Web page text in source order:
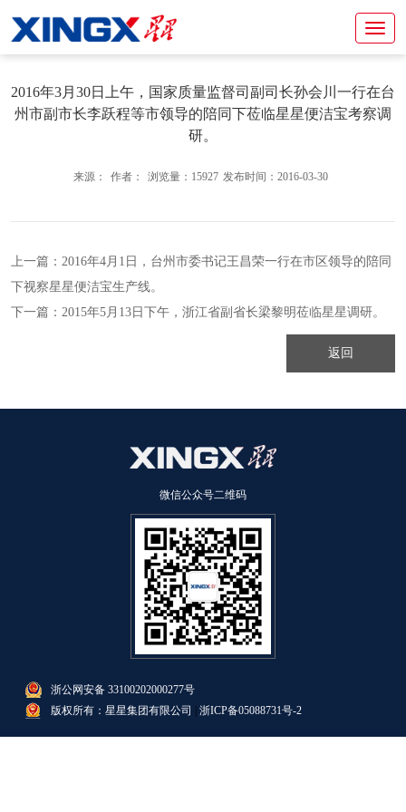
2016年3月30日上午，国家质量监督司副司长孙会川一行在台
州市副市长李跃程等市领导的陪同下莅临星星便洁宝考察调
研。
来源： 作者： 浏览量：15927 发布时间：2016-03-30
上一篇： 2016年4月1日，台州市委书记王昌荣一行在市区领导的陪同
下视察星星便洁宝生产线。
下一篇： 2015年5月13日下午，浙江省副省长梁黎明莅临星星调研。
返回
微信公众号二维码
浙公网安备 33100202000277号
版权所有：星星集团有限公司
浙ICP备05088731号-2